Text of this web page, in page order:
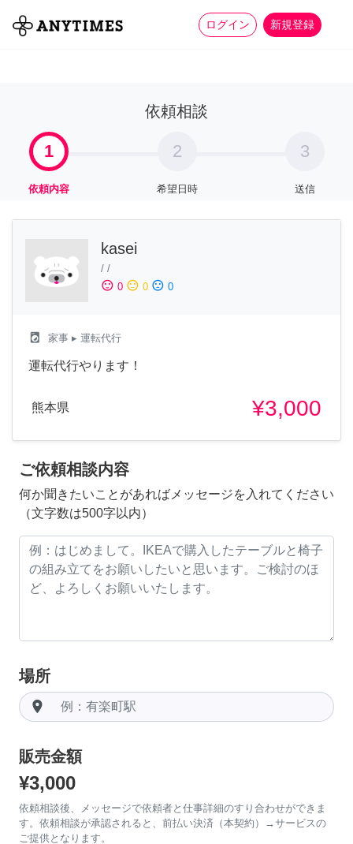
ログイン 新規登録
全て 家事 more_horiz
依頼相談
1
依頼内容
2
希望日時
3
送信
kasei
/ /
sentiment_satisfied 0 sentiment_neutral 0 sentiment_dissatisfied 0
local_laundry_service 家事 ▸ 運転代行
運転代行やります！
熊本県 ¥3,000
ご依頼相談内容
何か聞きたいことがあればメッセージを入れてください
（文字数は500字以内）
場所
room
販売金額
¥3,000
依頼相談後、メッセージで依頼者と仕事詳細のすり合わせができま
す。依頼相談が承認されると、前払い決済（本契約）→サービスの
ご提供となります。